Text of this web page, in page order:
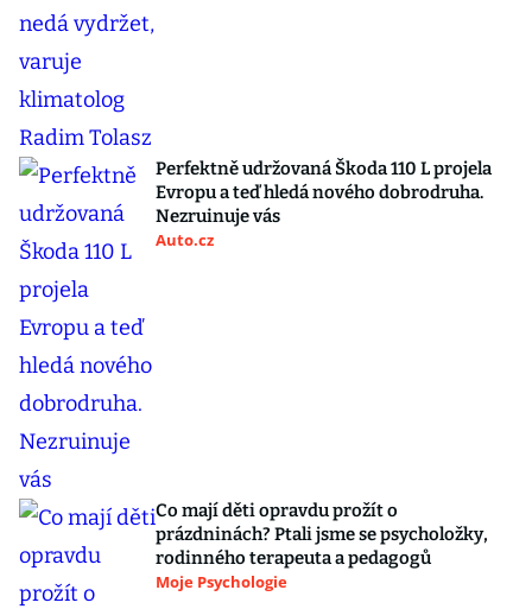
Perfektně udržovaná Škoda 110 L projela
Evropu a teď hledá nového dobrodruha.
Nezruinuje vás
Auto.cz
Co mají děti opravdu prožít o
prázdninách? Ptali jsme se psycholožky,
rodinného terapeuta a pedagogů
Moje Psychologie